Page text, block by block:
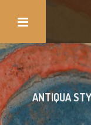
CERCA
ANTIQUA